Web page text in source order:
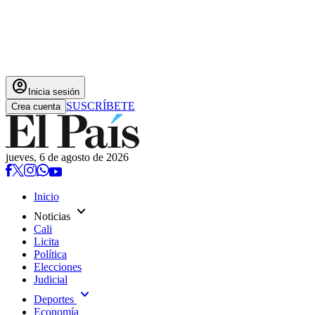
account_circle Inicia sesión
Crea cuenta SUSCRÍBETE
jueves, 6 de agosto de 2026
Inicio
Noticias expand_more
Cali
Licita
Política
Elecciones
Judicial
Deportes expand_more
Economía